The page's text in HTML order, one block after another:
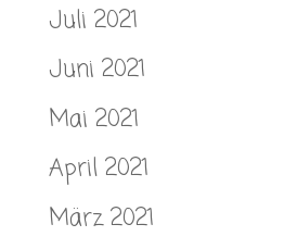
Juli 2021
Juni 2021
Mai 2021
April 2021
März 2021